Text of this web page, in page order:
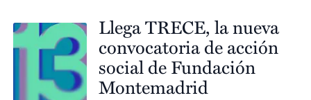
Llega TRECE, la nueva
convocatoria de acción
social de Fundación
Montemadrid